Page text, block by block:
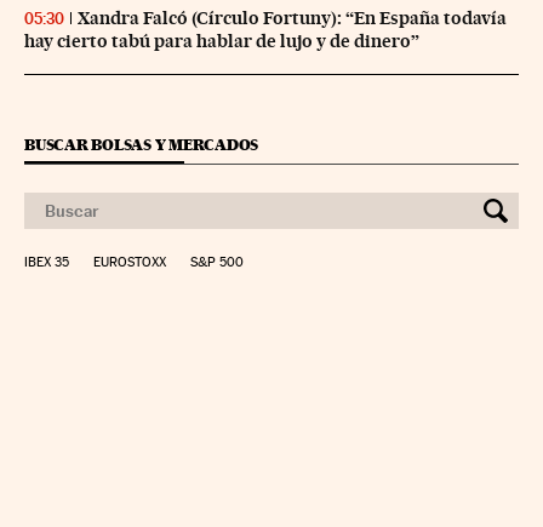
05:30
Xandra Falcó (Círculo Fortuny): “En España todavía
hay cierto tabú para hablar de lujo y de dinero”
BUSCAR BOLSAS Y MERCADOS
IBEX 35 EUROSTOXX S&P 500